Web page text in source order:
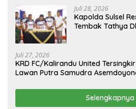
Juli 28, 2026
Kapolda Sulsel
Tembak Tathya
Juli 27, 2026
KRD FC/Kalirandu United
Lawan Putra Samudra
Selengkapnya